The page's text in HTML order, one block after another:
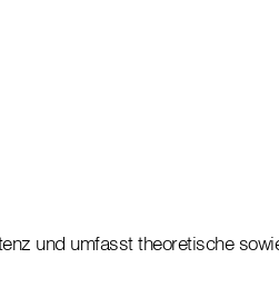
und umfasst theoretische